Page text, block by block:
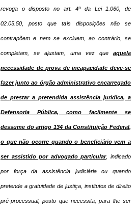
revoga o disposto no art. 4º da Lei 1.060, de
02.05.50, posto que tais disposições não se
contrapõem e nem se excluem, ao contrário, se
completam, se ajustam, uma vez que aquela
necessidade de prova de incapacidade deve-se
fazer junto ao órgão administrativo encarregado
de prestar a pretendida assistência jurídica, a
Defensoria Pública, como facilmente se
dessume do artigo 134 da Constituição Federal,
o que não ocorre quando o beneficiário vem a
ser assistido por advogado particular, indicado
por força da assistência judiciária ou quando
pretende a gratuidade de justiça, institutos de direito
pré-processual, posto que necessita, para lhe ser